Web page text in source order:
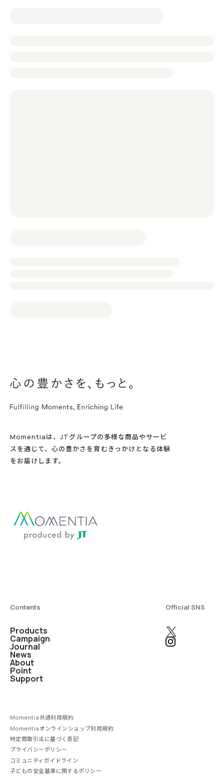
Momentiaは、JTグループの多様な商品やサービ
スを通じて、心の豊かさを育むきっかけとなる体験
をお届けします。
Contents
Products
Campaign
Journal
News
About
Point
Support
Official SNS
Momentia共通利用規約
Momentiaオンラインショップ利用規約
特定商取引法に基づく表記
プライバシーポリシー
コミュニティガイドライン
子どもの安全基準に関するポリシー